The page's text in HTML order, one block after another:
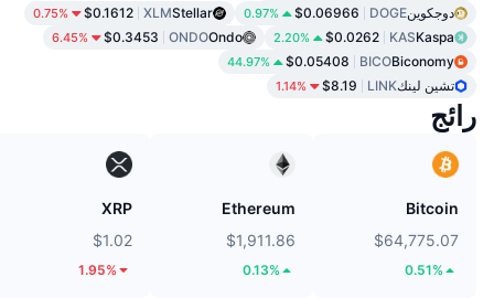
دوجكوينDOGE
$0.06966
0.97%
Stellar
XLM
$0.1612
0.75%
Kaspa
KAS
$0.0262
2.20%
Ondo
ONDO
$0.3453
6.45%
Biconomy
BICO
$0.05408
44.97%
تشين لينكLINK
$8.19
1.14%
رائج
Bitcoin
$64,775.07
0.51%
Ethereum
$1,911.86
0.13%
XRP
$1.02
1.95%